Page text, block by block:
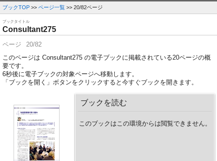
ブックTOP >> ページ一覧 >> 20/82ページ
ブックタイトル
Consultant275
ページ
20/82
このページは Consultant275 の電子ブックに掲載されている20ページの概
要です。
6秒後に電子ブックの対象ページへ移動します。
「ブックを開く」ボタンをクリックすると今すぐブックを開きます。
ブックを読む
このブックはこの環境からは閲覧できません。